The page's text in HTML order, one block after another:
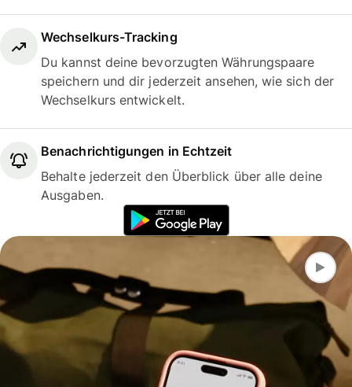
Wechselkurs-Tracking
Du kannst deine bevorzugten Währungspaare
speichern und dir jederzeit ansehen, wie sich der
Wechselkurs entwickelt.
Benachrichtigungen in Echtzeit
Behalte jederzeit den Überblick über alle deine
Ausgaben.